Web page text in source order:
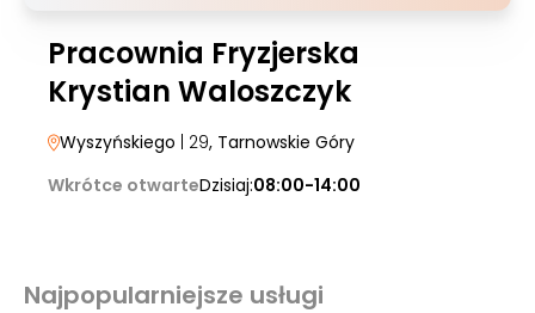
Pracownia Fryzjerska
Krystian Waloszczyk
Wyszyńskiego | 29, Tarnowskie Góry
Wkrótce otwarteDzisiaj:08:00-14:00
Najpopularniejsze usługi